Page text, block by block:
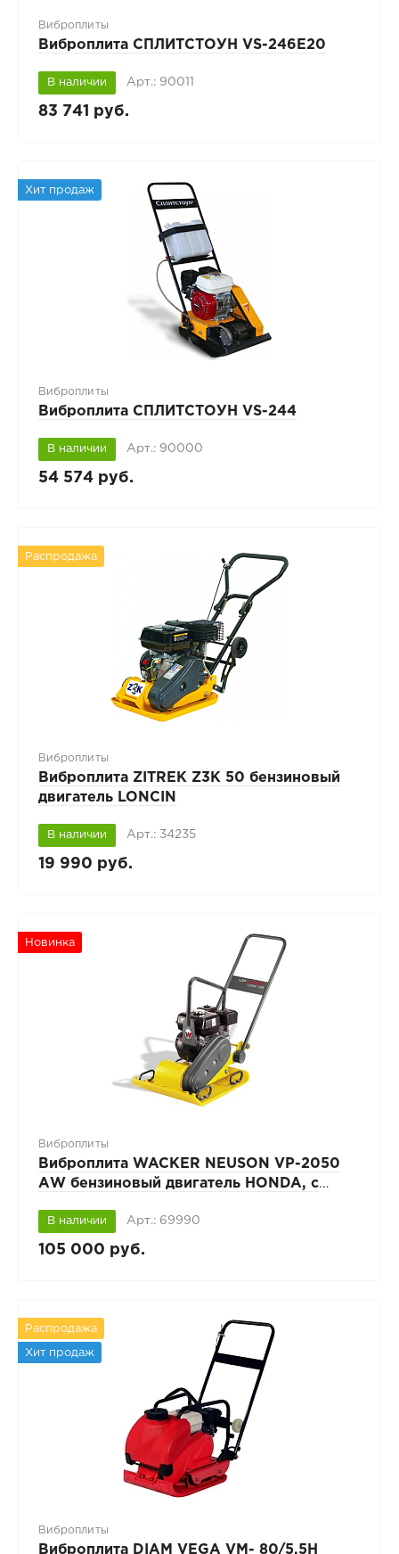
Виброплиты
Виброплита СПЛИТСТОУН VS-246E20
В наличии Арт.: 90011
83 741 руб.
Хит продаж
Виброплиты
Виброплита СПЛИТСТОУН VS-244
В наличии Арт.: 90000
54 574 руб.
Распродажа
Виброплиты
Виброплита ZITREK Z3K 50 бензиновый
двигатель LONCIN
В наличии Арт.: 34235
19 990 руб.
Новинка
Виброплиты
Виброплита WACKER NEUSON VP-2050
АW бензиновый двигатель HONDA, с
В наличии Арт.: 69990
105 000 руб.
Распродажа
Хит продаж
Виброплиты
Виброплита DIAM VEGA VM- 80/5.5H